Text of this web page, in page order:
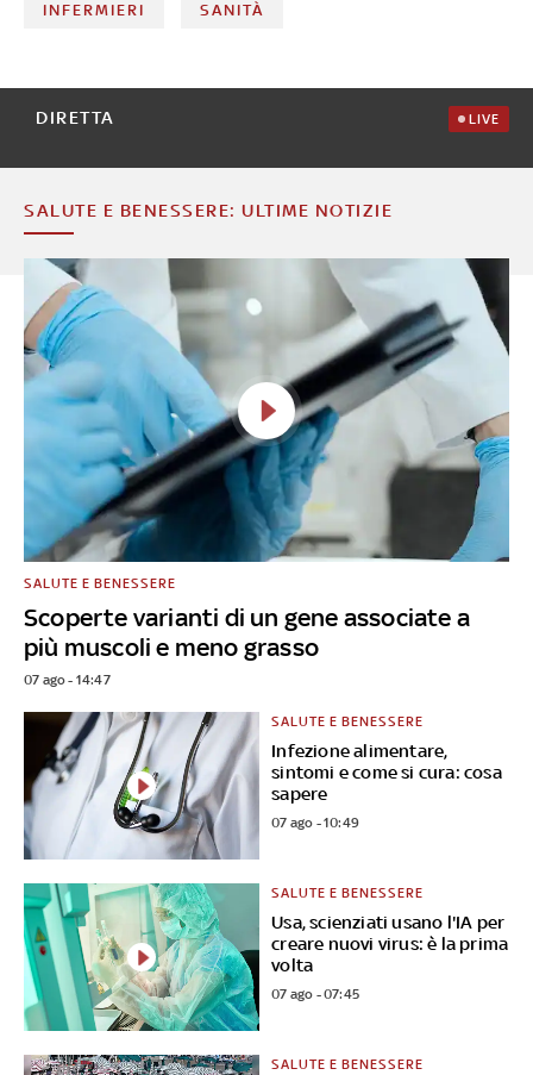
INFERMIERI SANITÀ
DIRETTA LIVE
SALUTE E BENESSERE: ULTIME NOTIZIE
Scoperte varianti di un gene associate a
più muscoli e meno grasso
SALUTE E BENESSERE
07 ago - 14:47
Infezione alimentare,
sintomi e come si cura: cosa
sapere
SALUTE E BENESSERE
07 ago - 10:49
Usa, scienziati usano l'IA per
creare nuovi virus: è la prima
volta
SALUTE E BENESSERE
07 ago - 07:45
SALUTE E BENESSERE